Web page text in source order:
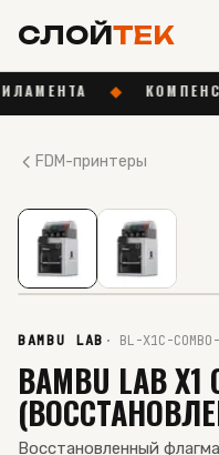
СЛОЙТЕК
◆ КОМПЕНСИРУЕМ
FDM-принтеры
BAMBU LAB · BL-X1C-
BAMBU LAB X1
Восстановленный